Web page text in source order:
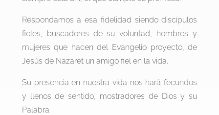
Respondamos a esa fidelidad siendo discípulos
fieles, buscadores de su voluntad, hombres y
mujeres que hacen del Evangelio proyecto, de
Jesús de Nazaret un amigo fiel en la vida.
Su presencia en nuestra vida nos hará fecundos
y llenos de sentido, mostradores de Dios y su
Palabra.